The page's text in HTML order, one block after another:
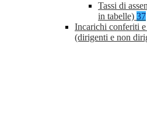
Tassi di
in tabelle) 37
Incarichi conferiti
(dirigenti e non